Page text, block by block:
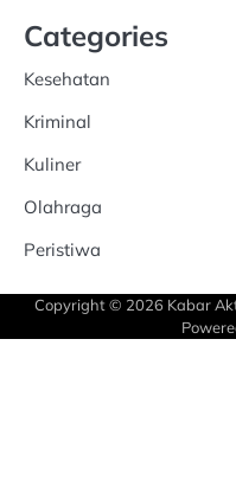
Categories
Kesehatan
Kriminal
Kuliner
Olahraga
Peristiwa
Copyright © 2026 Kabar